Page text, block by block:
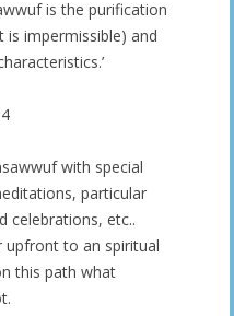
is the purification
impermissible) and
with special
particular
celebrations, etc..
upfront to an spiritual
this path what